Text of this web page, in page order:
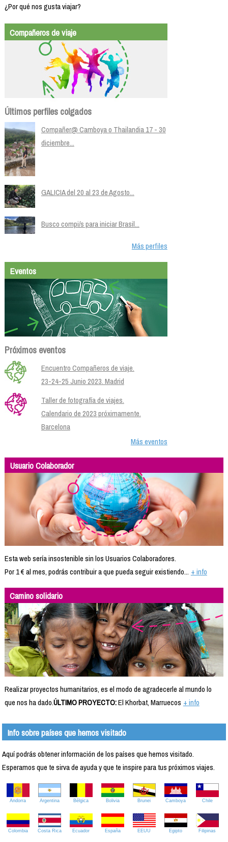
¿Por qué nos gusta viajar?
Compañeros de viaje
Últimos perfiles colgados
Compañer@ Camboya o Thailandia 17 - 30
diciembre...
GALICIA del 20 al 23 de Agosto...
Busco compi/s para iniciar Brasil...
Más perfiles
Eventos
Próximos eventos
Encuentro Compañeros de viaje.
23-24-25 Junio 2023. Madrid
Taller de fotografía de viajes.
Calendario de 2023 próximamente.
Barcelona
Más eventos
Usuario Colaborador
Esta web sería insostenible sin los Usuarios Colaboradores.
Por 1 € al mes, podrás contribuir a que pueda seguir existiendo... + info
Camino solidario
Realizar proyectos humanitarios, es el modo de agradecerle al mundo lo
que nos ha dado.ÚLTIMO PROYECTO:El Khorbat, Marruecos + info
Info sobre países que hemos visitado
Aquí podrás obtener información de los países que hemos visitado.
Esperamos que te sirva de ayuda y que te inspire para tus próximos viajes.
Andorra Argentina Bélgica Bolivia Brunei Camboya Chile
Colombia Costa Rica Ecuador España EEUU Egipto Filipinas